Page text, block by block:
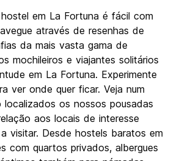
6.3
7.0
em La Fortuna é fácil com
através de resenhas de
da mais vasta gama de
mochileiros e viajantes solitários
em La Fortuna. Experimente
ver onde quer ficar. Veja num
os nossos pousadas
aos locais de interesse
visitar. Desde hostels baratos em
com quartos privados, albergues